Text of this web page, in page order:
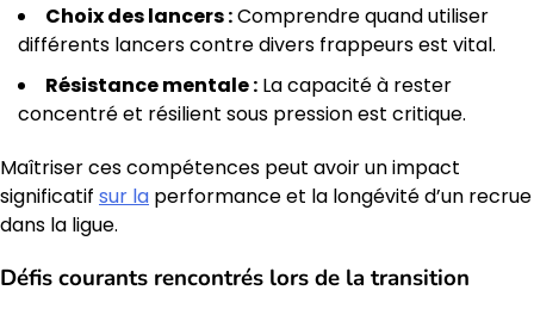
Choix des lancers :Comprendre quand utiliser
différents lancers contre divers frappeurs est vital.
Résistance mentale : La capacité à rester
concentré et résilient sous pression est critique.
Maîtriser ces compétences peut avoir un impact
significatif sur la performance et la longévité d’un recrue
dans la ligue.
Défis courants rencontrés lors de la transition